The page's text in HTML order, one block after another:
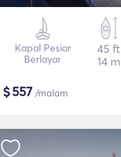
Kapal Pesiar
Berlayar
45 ft
14 m
$557 /malam